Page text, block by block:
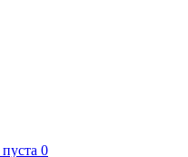
пуста 0